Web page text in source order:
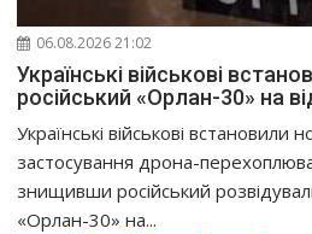
06.08.2026 21:02
Українські військові
російський «Орлан-30» на
Українські військові встановили
застосування дрона-
знищивши російський
«Орлан-30» на...